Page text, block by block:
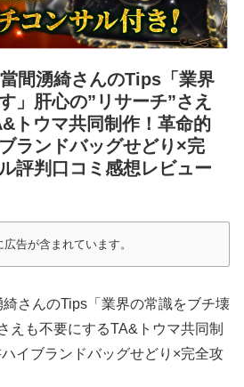
當間湧綺さんのTips「業界
」肝心の”リサーチ”さえ
トウマ共同制作！革命的
ランドバッグせどり×完
評判口コミ感想レビュー
告が含まれています。
綺さんのTips「業界の常識をブチ壊
えも不要にするTA&トウマ共同制
イブランドバッグせどり×完全攻